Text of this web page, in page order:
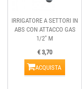
IRRIGATORE A SETTORI IN
ABS CON ATTACCO GAS
1/2" M
€ 3,70
ACQUISTA